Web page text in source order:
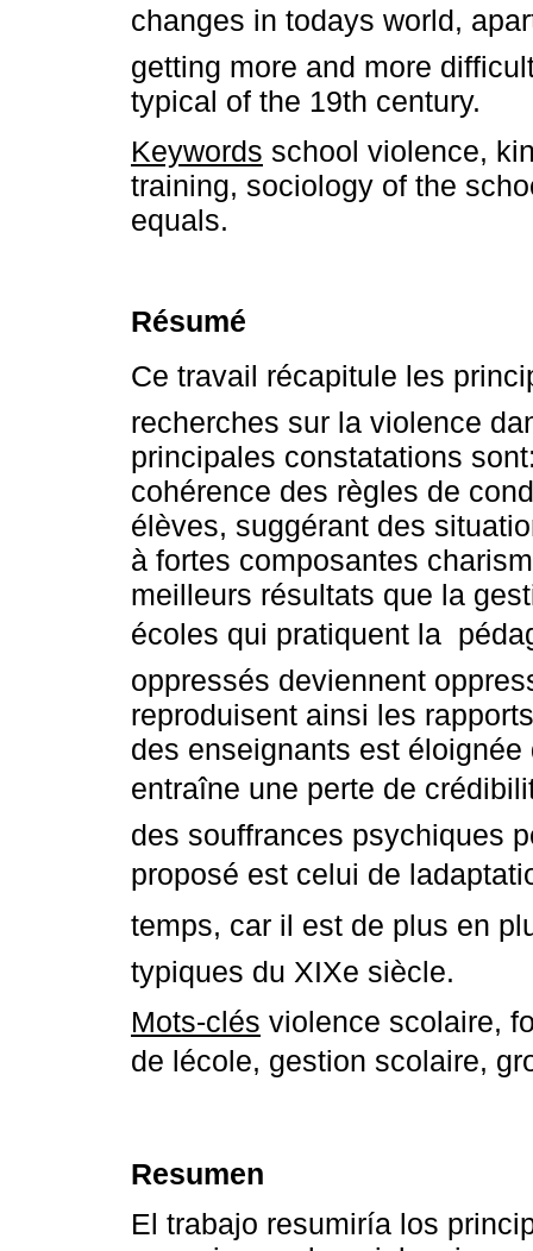
changes in todays world,
getting more and more
typical of the 19th century.
Keywords school violence,
training, sociology of the
equals.
Résumé
Ce travail récapitule les
recherches sur la violence
principales constatations
cohérence des règles de
élèves, suggérant des
à fortes composantes
meilleurs résultats que la
écoles qui pratiquent la 
oppressés deviennent
reproduisent ainsi les
des enseignants est
entraîne une perte de
des souffrances psychiques
proposé est celui de
temps, car il est de plus en
typiques du XIXe siècle.
Mots-clés violence scolaire,
de lécole, gestion scolaire,
Resumen
El trabajo resumiría los